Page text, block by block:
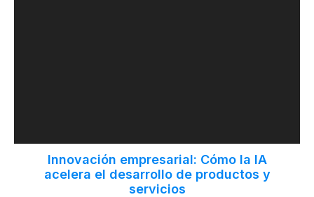
Innovación empresarial: Cómo la IA
acelera el desarrollo de productos y
servicios